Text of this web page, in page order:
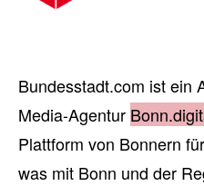
Bundesstadt.com ist ein
Media-Agentur
Plattform von Bonnern
was mit Bonn und der